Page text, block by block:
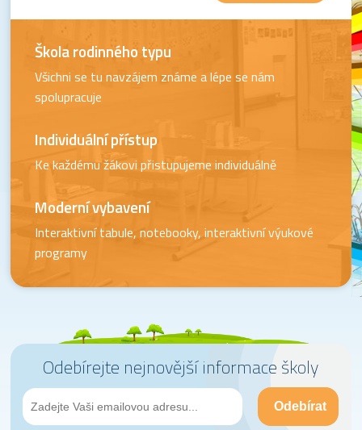
Škola rodinného typu
Všichni se tu navzájem známe a lépe se nám
spolupracuje
Individuální přístup
Ke každému žákovi přistupujeme individuálně
Moderní vybavení
Interaktivní tabule, notebooky, interaktivní výukové
programy
Odebírejte nejnovější informace školy